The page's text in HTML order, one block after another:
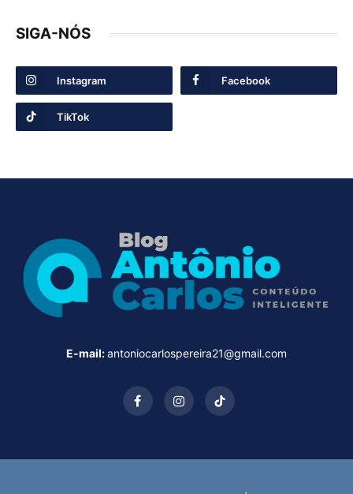
SIGA-NÓS
Instagram Facebook
TikTok
E-mail:antoniocarlospereira21@gmail.com
FacebookInstagramTikTok